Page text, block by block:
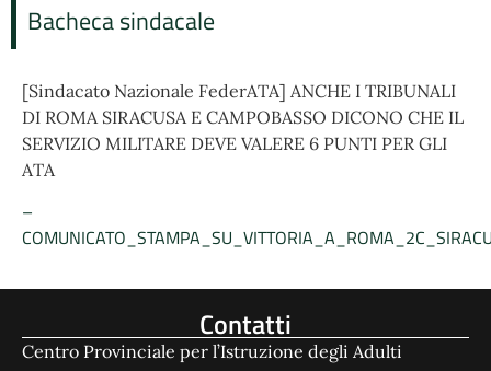
Bacheca sindacale
[Sindacato Nazionale FederATA] ANCHE I TRIBUNALI
DI ROMA SIRACUSA E CAMPOBASSO DICONO CHE IL
SERVIZIO MILITARE DEVE VALERE 6 PUNTI PER GLI
ATA
–
Contatti
Centro Provinciale per l’Istruzione degli Adulti